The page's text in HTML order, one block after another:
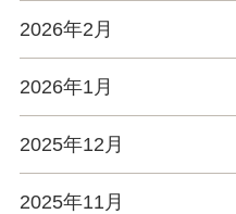
2026年2月
2026年1月
2025年12月
2025年11月